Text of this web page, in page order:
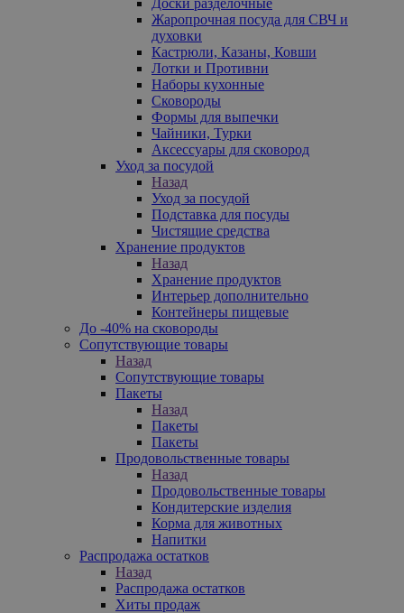
Жаропрочная посуда для СВЧ и
духовки
Кастрюли, Казаны, Ковши
Лотки и Противни
Наборы кухонные
Сковороды
Формы для выпечки
Чайники, Турки
Аксессуары для сковород
Уход за посудой
Назад
Уход за посудой
Подставка для посуды
Чистящие средства
Хранение продуктов
Назад
Хранение продуктов
Интерьер дополнительно
Контейнеры пищевые
До -40% на сковороды
Сопутствующие товары
Назад
Сопутствующие товары
Пакеты
Назад
Пакеты
Пакеты
Продовольственные товары
Назад
Продовольственные товары
Кондитерские изделия
Корма для животных
Напитки
Распродажа остатков
Назад
Распродажа остатков
Хиты продаж